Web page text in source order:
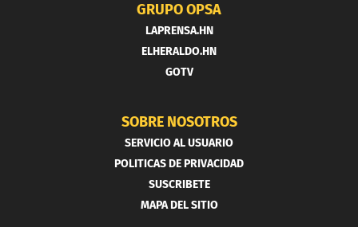
GRUPO OPSA
LAPRENSA.HN
ELHERALDO.HN
GOTV
SOBRE NOSOTROS
SERVICIO AL USUARIO
POLITICAS DE PRIVACIDAD
SUSCRIBETE
MAPA DEL SITIO